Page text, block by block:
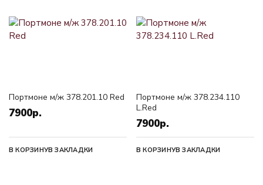
Портмоне м/ж 378.201.10 Red
7900р.
В КОРЗИНУВ ЗАКЛАДКИ
Портмоне м/ж 378.234.110
L.Red
7900р.
В КОРЗИНУВ ЗАКЛАДКИ